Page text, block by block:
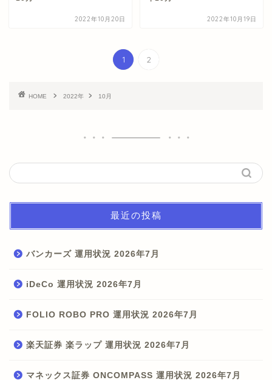
2022年10月20日 2022年10月19日
1 2
HOME 2022年 10月
最近の投稿
バンカーズ 運用状況 2026年7月
iDeCo 運用状況 2026年7月
FOLIO ROBO PRO 運用状況 2026年7月
楽天証券 楽ラップ 運用状況 2026年7月
マネックス証券 ONCOMPASS 運用状況 2026年7月